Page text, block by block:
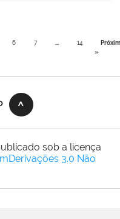
6 7 ... 14
»
sob a licença
3.0 Não